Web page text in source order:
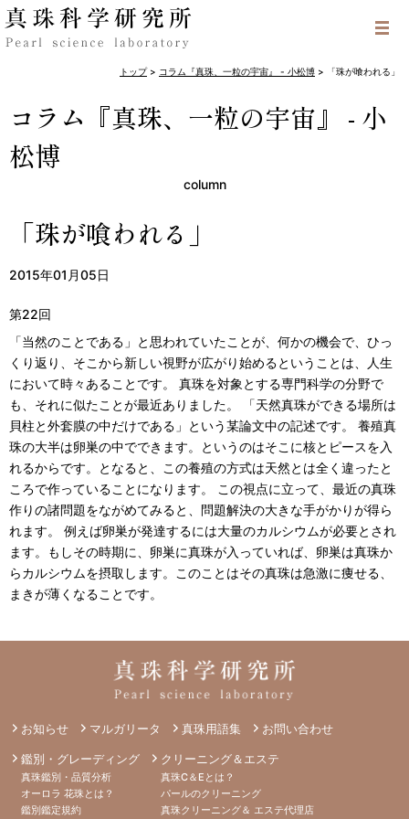
トップ> コラム『真珠、一粒の宇宙』 - 小松博 > 「珠が喰われる」
コラム『真珠、一粒の宇宙』 - 小
松博
column
「珠が喰われる」
2015年01月05日
第22回
「当然のことである」と思われていたことが、何かの機会で、ひっ
くり返り、そこから新しい視野が広がり始めるということは、人生
において時々あることです。 真珠を対象とする専門科学の分野で
も、それに似たことが最近ありました。 「天然真珠ができる場所は
貝柱と外套膜の中だけである」という某論文中の記述です。 養殖真
珠の大半は卵巣の中でできます。というのはそこに核とピースを入
れるからです。となると、この養殖の方式は天然とは全く違ったと
ころで作っていることになります。 この視点に立って、最近の真珠
作りの諸問題をながめてみると、問題解決の大きな手がかりが得ら
れます。 例えば卵巣が発達するには大量のカルシウムが必要とされ
ます。もしその時期に、卵巣に真珠が入っていれば、卵巣は真珠か
らカルシウムを摂取します。このことはその真珠は急激に痩せる、
まきが薄くなることです。
お知らせ マルガリータ 真珠用語集 お問い合わせ
鑑別・グレーディング
真珠鑑別・品質分析
オーロラ 花珠とは？
鑑別鑑定規約
クリーニング＆エステ
真珠C＆Eとは？
パールのクリーニング
真珠クリーニング＆ エステ代理店